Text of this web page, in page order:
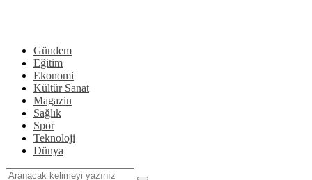
Gündem
Eğitim
Ekonomi
Kültür Sanat
Magazin
Sağlık
Spor
Teknoloji
Dünya